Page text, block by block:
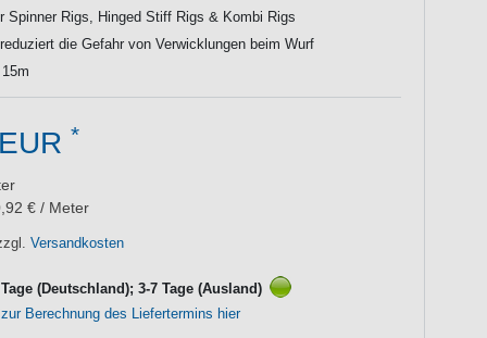
Spinner Rigs, Hinged Stiff Rigs & Kombi Rigs
die Gefahr von Verwicklungen beim Wurf
*
€ / Meter
Versandkosten
(Deutschland); 3-7 Tage (Ausland)
Berechnung des Liefertermins hier